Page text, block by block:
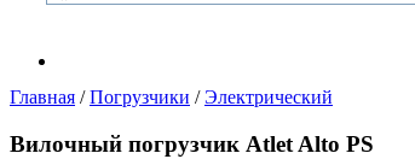
Главная /Погрузчики /Электрический
Вилочный погрузчик Atlet Alto PS